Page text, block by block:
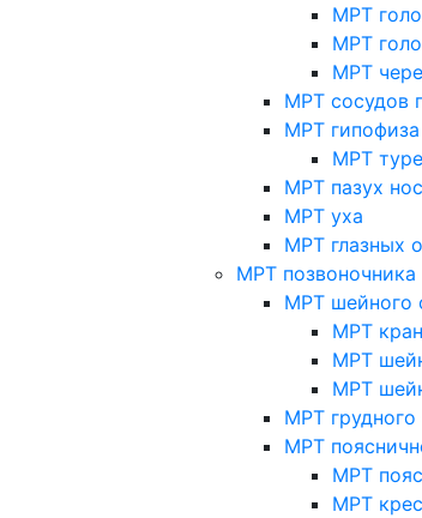
МРТ
МРТ
МРТ
МРТ сосудов
МРТ гипофиза
МРТ
МРТ пазух
МРТ уха
МРТ глазных
МРТ позвоночника
МРТ шейного
МРТ
МРТ
МРТ
МРТ грудного
МРТ
МРТ
МРТ